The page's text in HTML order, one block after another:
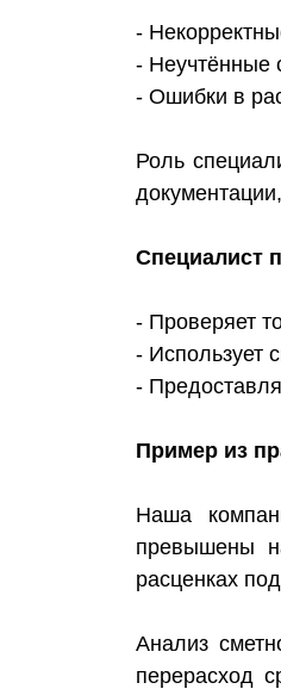
-
- Неучтённые
- Ошибки в
Роль
Специалист
- Проверяет
- Использует
-
Пример из
Наша
превышены
расценках
Анализ
перерасход